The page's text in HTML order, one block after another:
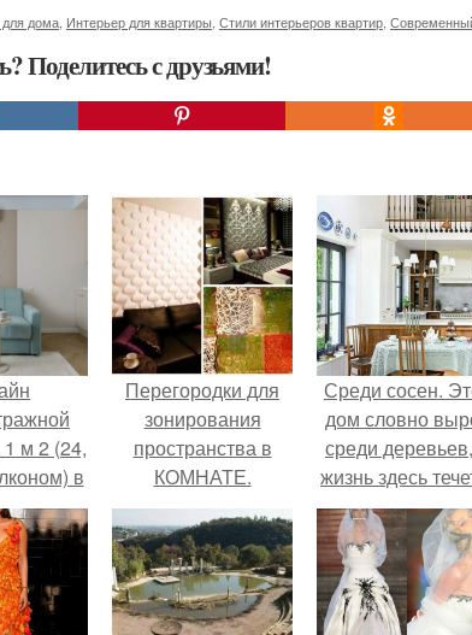
дома Интерьер для квартиры Стили интерьеров квартир
Поделитесь с друзьями!
1 м 2 (24,
в
Перегородки для
зонирования
пространства в
КОМНАТЕ.
Среди сосен.
дом словно
среди
жизнь здесь
собственном
- спокойно,
спешки и
шума.